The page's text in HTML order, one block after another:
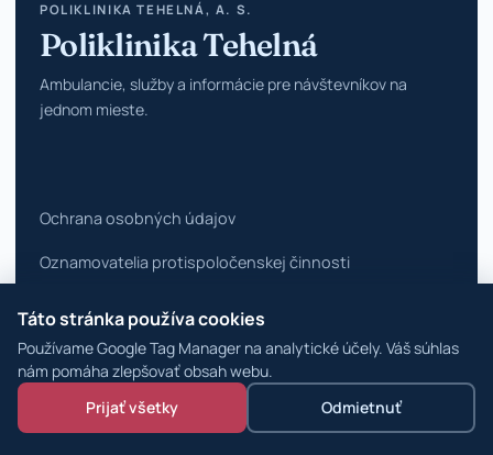
Táto stránka používa cookies
Používame Google Tag Manager na analytické účely. Váš súhlas
nám pomáha zlepšovať obsah webu.
Prijať všetky
Odmietnuť
POLIKLINIKA TEHELNÁ, A. S.
Poliklinika Tehelná
Ambulancie, služby a informácie pre návštevníkov na
jednom mieste.
Ochrana osobných údajov
Oznamovatelia protispoločenskej činnosti
Vyhlásenie o prístupnosti
Zmeniť nastavenia cookies
© 2026 Poliklinika Tehelná · WordPress špecialisti